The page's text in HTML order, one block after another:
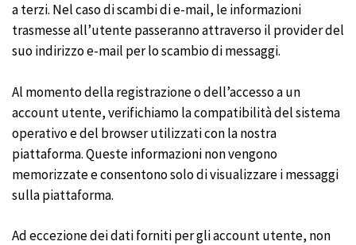
a terzi. Nel caso di scambi di e-mail, le informazioni
trasmesse all’utente passeranno attraverso il provider del
suo indirizzo e-mail per lo scambio di messaggi.
Al momento della registrazione o dell’accesso a un
account utente, verifichiamo la compatibilità del sistema
operativo e del browser utilizzati con la nostra
piattaforma. Queste informazioni non vengono
memorizzate e consentono solo di visualizzare i messaggi
sulla piattaforma.
Ad eccezione dei dati forniti per gli account utente, non